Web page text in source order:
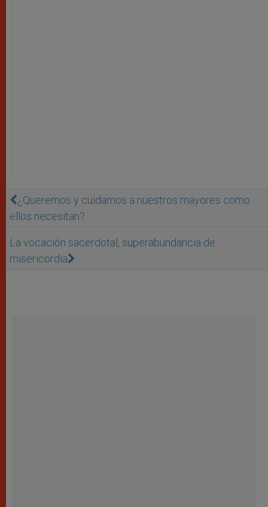
¿Queremos y cuidamos a nuestros mayores como
ellos necesitan?
La vocación sacerdotal, superabundancia de
misericordia